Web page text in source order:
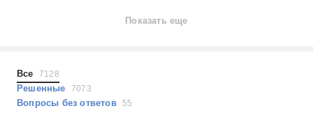
Наушники
Выберите...
не включается
Показать еще
Все 7128
Решенные 7073
Вопросы без ответов55